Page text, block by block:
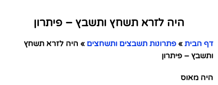
היה לזרא תשחץ ותשבץ – פיתרון
דף הבית » פתרונות תשבצים ותשחצים » היה לזרא תשחץ
ותשבץ – פיתרון
היה מאוס